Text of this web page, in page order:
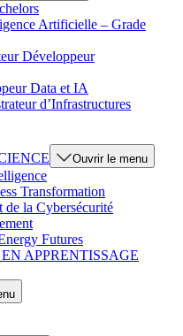
Artificielle – Grade
Développeur
Data et IA
d’Infrastructures
Ouvrir le menu
Transformation
de la Cybersécurité
Futures
APPRENTISSAGE